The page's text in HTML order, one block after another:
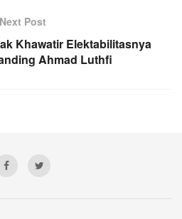
Next Post
Khawatir Elektabilitasnya
Ahmad Luthfi